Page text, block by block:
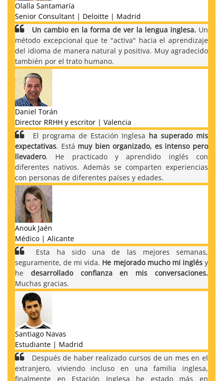
Olalla Santamaría
Senior Consultant | Deloitte | Madrid
Un cambio en la forma de ver la lengua inglesa. Un
método excepcional que te "activa" hacia el aprendizaje
del idioma de manera natural y positiva. Muy agradecido
también por el trato humano.
Daniel Torán
Director RRHH y escritor | Valencia
El programa de Estación Inglesa ha superado mis
expectativas. Está muy bien organizado, es intenso pero
llevadero. He practicado y aprendido inglés con
diferentes nativos. Además se comparten experiencias
con personas de diferentes países y edades.
Anouk Jaén
Médico | Alicante
Esta ha sido una de las mejores semanas,
seguramente, de mi vida. He mejorado mucho mi inglésy
he desarrollado confianza en mis conversaciones.
Muchas gracias.
Santiago Navas
Estudiante | Madrid
Después de haber realizado cursos de un mes en el
extranjero, viviendo incluso en una familia inglesa,
finalmente en Estación Inglesa he estado más en